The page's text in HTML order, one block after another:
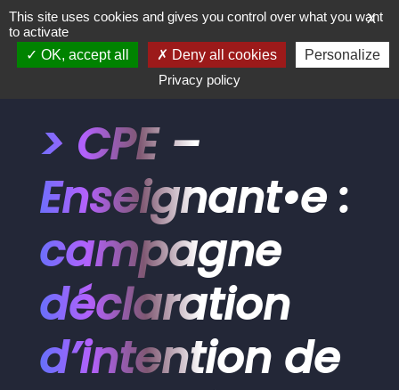
> CPE –
Enseignant•e :
campagne
déclaration
d’intention de
X
This site uses cookies and gives you control over what you want
to activate
OK, accept all
Deny all cookies
Personalize
Privacy policy